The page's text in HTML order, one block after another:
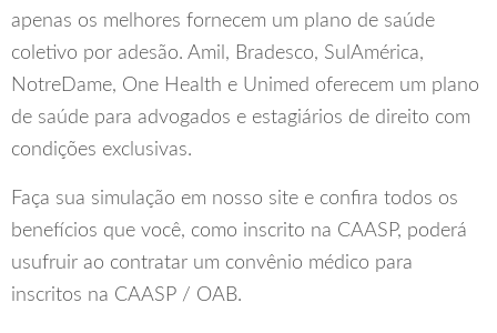
apenas os melhores fornecem um plano de saúde
coletivo por adesão. Amil, Bradesco, SulAmérica,
NotreDame, One Health e Unimed oferecem um plano
de saúde para advogados e estagiários de direito com
condições exclusivas.
Faça sua simulação em nosso site e confira todos os
benefícios que você, como inscrito na CAASP, poderá
usufruir ao contratar um convênio médico para
inscritos na CAASP / OAB.